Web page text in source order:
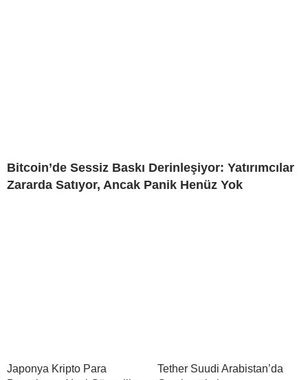
Bitcoin’de Sessiz Baskı Derinleşiyor: Yatırımcılar
Zararda Satıyor, Ancak Panik Henüz Yok
Japonya Kripto Para
Tether Suudi Arabistan’da